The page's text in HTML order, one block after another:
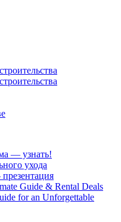
— узнать!
ухода
Guide & Rental Deals
for an Unforgettable